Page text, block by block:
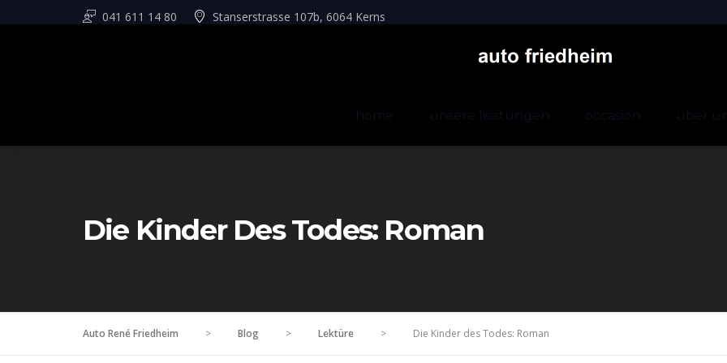
041 611 14 80 Stanserstrasse 107b, 6064 Kerns
home unsere leistungen occasion über
Die Kinder Des Todes: Roman
Auto René Friedheim > Blog > Lektüre > Die Kinder des Todes: Roman